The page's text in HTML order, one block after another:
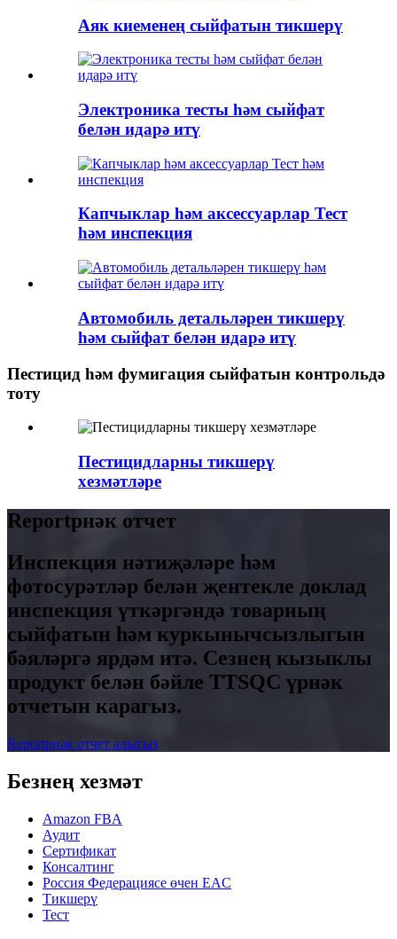
Аяк киеменең сыйфатын тикшерү
Электроника тесты һәм сыйфат
белән идарә итү
Капчыклар һәм аксессуарлар Тест
һәм инспекция
Автомобиль детальләрен тикшерү
һәм сыйфат белән идарә итү
Пестицид һәм фумигация сыйфатын контрольдә
тоту
Пестицидларны тикшерү
хезмәтләре
Reportрнәк отчет
Инспекция нәтиҗәләре һәм
фотосурәтләр белән җентекле доклад
инспекция үткәргәндә товарның
сыйфатын һәм куркынычсызлыгын
бәяләргә ярдәм итә. Сезнең кызыклы
продукт белән бәйле TTSQC үрнәк
отчетын карагыз.
Reportрнәк отчет алыгыз
Безнең хезмәт
Amazon FBA
Аудит
Сертификат
Консалтинг
Россия Федерациясе өчен EAC
Тикшерү
Тест